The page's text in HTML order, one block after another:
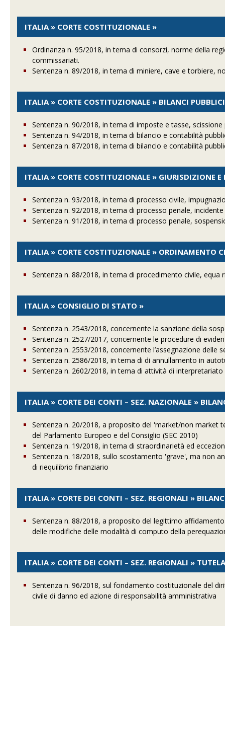
ITALIA » CORTE COSTITUZIONALE »
Ordinanza n. 95/2018, in tema di consorzi, norme della
commissariati.
Sentenza n. 89/2018, in tema di miniere, cave e torbiere,
ITALIA » CORTE COSTITUZIONALE » BILANCI
Sentenza n. 90/2018, in tema di imposte e tasse,
Sentenza n. 94/2018, in tema di bilancio e contabilità
Sentenza n. 87/2018, in tema di bilancio e contabilità
ITALIA » CORTE COSTITUZIONALE » GIURISDIZIONE E
Sentenza n. 93/2018, in tema di processo civile,
Sentenza n. 92/2018, in tema di processo penale,
Sentenza n. 91/2018, in tema di processo penale,
ITALIA » CORTE COSTITUZIONALE » ORDINAMENTO
Sentenza n. 88/2018, in tema di procedimento civile,
ITALIA » CONSIGLIO DI STATO »
Sentenza n. 2543/2018, concernente la sanzione della
Sentenza n. 2527/2017, concernente le procedure di
Sentenza n. 2553/2018, concernente l’assegnazione delle
Sentenza n. 2586/2018, in tema di di annullamento in
Sentenza n. 2602/2018, in tema di attività di
ITALIA » CORTE DEI CONTI – SEZ. NAZIONALE »
Sentenza n. 20/2018, a proposito del 'market/non market
del Parlamento Europeo e del Consiglio (SEC 2010)
Sentenza n. 19/2018, in tema di straordinarietà ed
Sentenza n. 18/2018, sullo scostamento 'grave', ma non
di riequilibrio finanziario
ITALIA » CORTE DEI CONTI – SEZ. REGIONALI »
Sentenza n. 88/2018, a proposito del legittimo
delle modifiche delle modalità di computo della
ITALIA » CORTE DEI CONTI – SEZ. REGIONALI »
Sentenza n. 96/2018, sul fondamento costituzionale del
civile di danno ed azione di responsabilità amministrativa